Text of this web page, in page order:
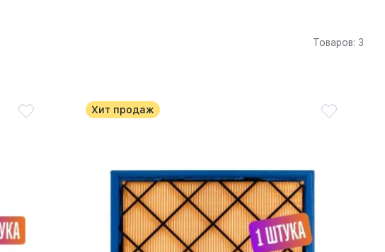
Товаров: 3
Хит продаж